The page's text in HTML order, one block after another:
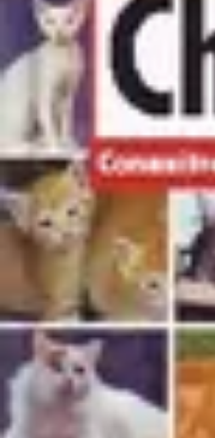
Guide Fruits de Mer
Préparation et Techniques
Techniques
Santé et
Guide Fruits de Mer